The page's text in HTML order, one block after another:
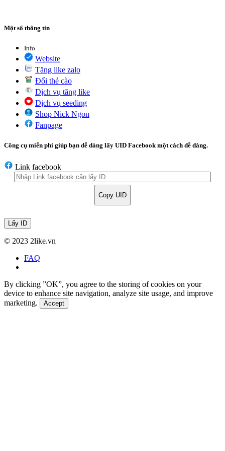
Một số thông tin
Info
Website
Tăng like zalo
Đổi thẻ cào
Dịch vụ tăng like
Dịch vụ seeding
Shop Nick Ngon
Fanpage
Công cụ miễn phí giúp bạn dễ dàng lấy UID Facebook một cách dễ dàng.
Link facebook
Copy UID
Lấy ID
© 2023 2like.vn
FAQ
By clicking ”OK”, you agree to the storing of cookies on your
device to enhance site navigation, analyze site usage, and improve
marketing.
Accept